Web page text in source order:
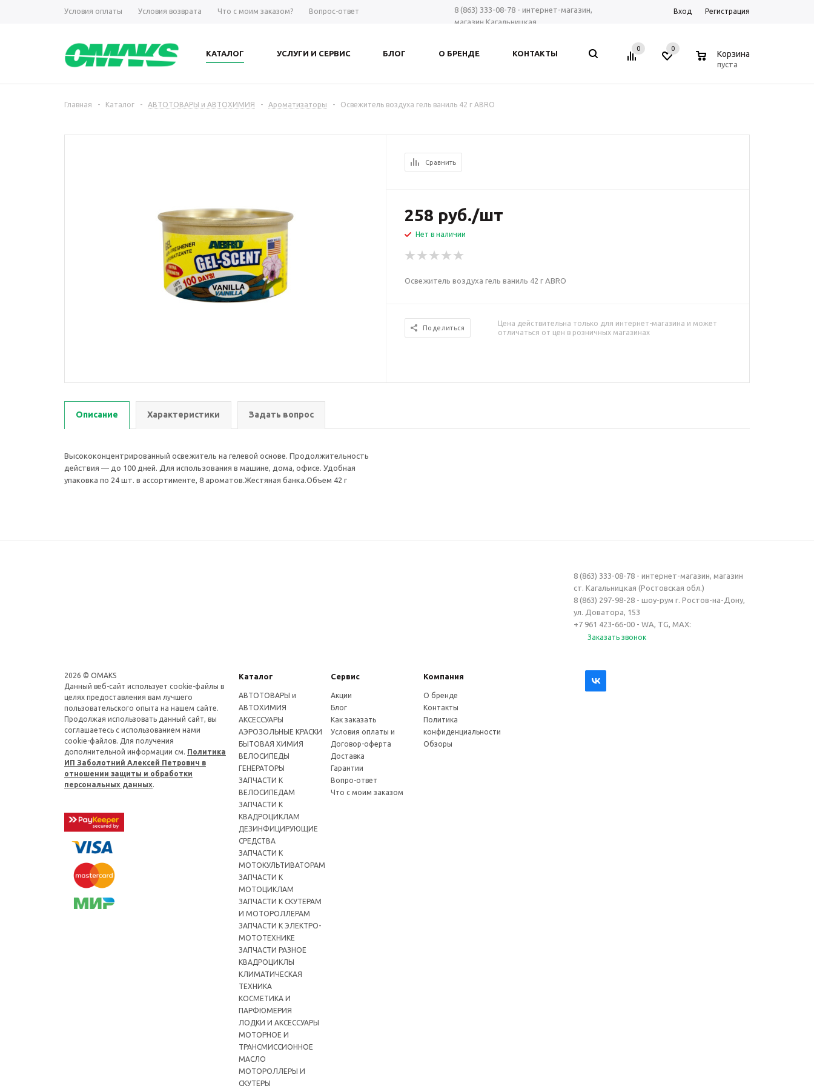
Условия оплаты Условия возврата Что с моим заказом? Вопрос-ответ
8 (863) 333-08-78 - интернет-магазин,
магазин Кагальницкая
+7 961 423-66-00 - MAX, Telegram, WhatsApp
Вход Регистрация
КАТАЛОГ УСЛУГИ И СЕРВИС БЛОГ О БРЕНДЕ КОНТАКТЫ
0 0
Корзина
пуста
Главная - Каталог - АВТОТОВАРЫ и АВТОХИМИЯ - Ароматизаторы - Освежитель воздуха гель ваниль 42 г ABRO
Сравнить
258 руб./шт
Нет в наличии
Освежитель воздуха гель ваниль 42 г ABRO
Поделиться
Цена действительна только для интернет-магазина и может
отличаться от цен в розничных магазинах
Описание Характеристики Задать вопрос
Высококонцентрированный освежитель на гелевой основе. Продолжительность
действия — до 100 дней. Для использования в машине, дома, офисе. Удобная
упаковка по 24 шт. в ассортименте, 8 ароматов.Жестяная банка.Объем 42 г
8 (863) 333-08-78 - интернет-магазин, магазин
ст. Кагальницкая (Ростовская обл.)
8 (863) 297-98-28 - шоу-рум г. Ростов-на-Дону,
ул. Доватора, 153
+7 961 423-66-00 - WA, TG, MAX:
Заказать звонок
2026 © OMAKS
Данный веб-сайт использует cookie-файлы в
целях предоставления вам лучшего
пользовательского опыта на нашем сайте.
Продолжая использовать данный сайт, вы
соглашаетесь с использованием нами
cookie-файлов. Для получения
дополнительной информации см. Политика
ИП Заболотний Алексей Петрович в
отношении защиты и обработки
персональных данных.
Каталог Сервис Компания
АВТОТОВАРЫ и
АВТОХИМИЯ
АКСЕССУАРЫ
АЭРОЗОЛЬНЫЕ КРАСКИ
БЫТОВАЯ ХИМИЯ
ВЕЛОСИПЕДЫ
ГЕНЕРАТОРЫ
ЗАПЧАСТИ К
ВЕЛОСИПЕДАМ
ЗАПЧАСТИ К
КВАДРОЦИКЛАМ
ДЕЗИНФИЦИРУЮЩИЕ
СРЕДСТВА
ЗАПЧАСТИ К
МОТОКУЛЬТИВАТОРАМ
ЗАПЧАСТИ К
МОТОЦИКЛАМ
ЗАПЧАСТИ К СКУТЕРАМ
И МОТОРОЛЛЕРАМ
ЗАПЧАСТИ К ЭЛЕКТРО-
МОТОТЕХНИКЕ
ЗАПЧАСТИ РАЗНОЕ
КВАДРОЦИКЛЫ
КЛИМАТИЧЕСКАЯ
ТЕХНИКА
КОСМЕТИКА И
ПАРФЮМЕРИЯ
ЛОДКИ И АКСЕССУАРЫ
МОТОРНОЕ И
ТРАНСМИССИОННОЕ
МАСЛО
МОТОРОЛЛЕРЫ И
СКУТЕРЫ
Акции
Блог
Как заказать
Условия оплаты и
Договор-оферта
Доставка
Гарантии
Вопро-ответ
Что с моим заказом
О бренде
Контакты
Политика
конфиденциальности
Обзоры